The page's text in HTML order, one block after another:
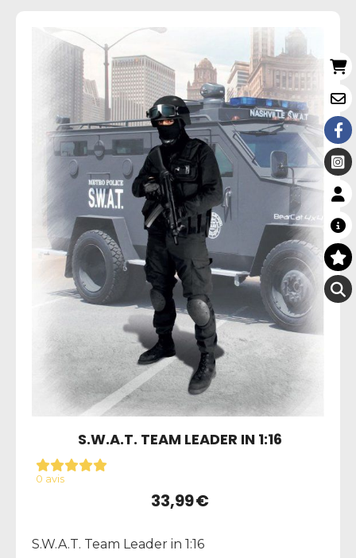
S.W.A.T. TEAM LEADER IN 1:16
0 avis
33,99€
S.W.A.T. Team Leader in 1:16